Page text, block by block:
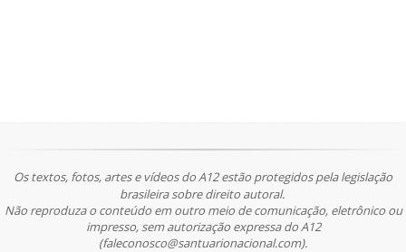
Os textos, fotos, artes e vídeos do A12 estão protegidos pela legislação
brasileira sobre direito autoral.
Não reproduza o conteúdo em outro meio de comunicação, eletrônico ou
impresso, sem autorização expressa do A12
(faleconosco@santuarionacional.com).